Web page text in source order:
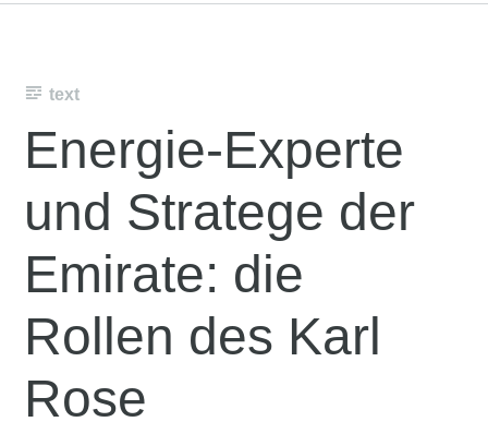
text
Energie-Experte
und Stratege der
Emirate: die
Rollen des Karl
Rose